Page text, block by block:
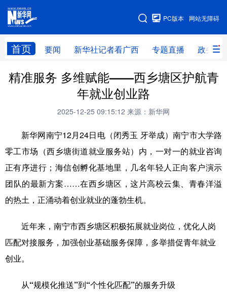
网站无障碍
PC版本
首页 要闻 新华社记者看广西 专题直播 政务信
网站地图
广西频道
新华社记者 专题直播
新华网导航
学习进行时 高层 时政 人事
国际 财经 网评
台湾 思客智库 全球连线 教育
科技 科普 体育 文化
图片 中央文件 金融
精准服务 多维赋能——西乡塘区护航青
年就业创业路
2025-12-25 09:15:12 来源：新华网
新华网南宁12月24日电（闭秀玉 牙举成）南宁市大学路
零工市场（西乡塘街道就业服务站）内，一对一的就业咨询
正有序进行；海信创孵化基地里，几名年轻人正向客户演示
团队的最新方案……在西乡塘区，这片高校云集、青春洋溢
的热土，正涌动着创业就业的蓬勃生机。
近年来，南宁市西乡塘区积极拓展就业岗位，优化人岗
匹配对接服务，加强创业基础服务保障，多举措促青年就业
创业。
从“规模化推送”到“个性化匹配”的服务升级